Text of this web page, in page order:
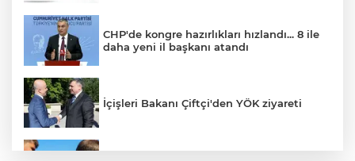
CHP'de kongre hazırlıkları hızlandı... 8 ile
daha yeni il başkanı atandı
İçişleri Bakanı Çiftçi'den YÖK ziyareti